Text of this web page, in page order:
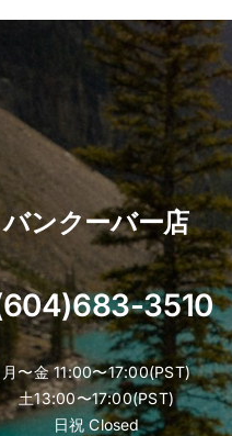
バンクーバー店
3510
月〜金 11:00〜17:00(PST)
土13:00〜17:00(PST)
日祝 Closed